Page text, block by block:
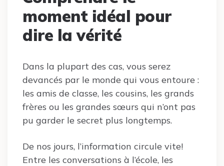
moment idéal pour
dire la vérité
Dans la plupart des cas, vous serez
devancés par le monde qui vous entoure :
les amis de classe, les cousins, les grands
frères ou les grandes sœurs qui n’ont pas
pu garder le secret plus longtemps.
De nos jours, l’information circule vite!
Entre les conversations à l’école, les